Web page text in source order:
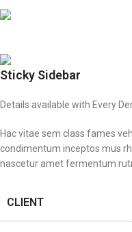
Sticky Sidebar
Details available with Every
Hac vitae sem class fames
condimentum inceptos mus
nascetur amet fermentum
CLIENT